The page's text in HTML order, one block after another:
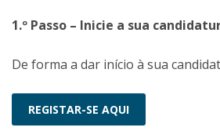
1.º Passo – Inicie a sua
De forma a dar início à sua
REGISTAR-SE AQUI